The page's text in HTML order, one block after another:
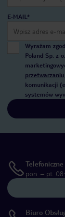
E-MAIL*
Wyrażam
Poland Sp. z
komunikacji
systemów
pon. – pt.
Biuro